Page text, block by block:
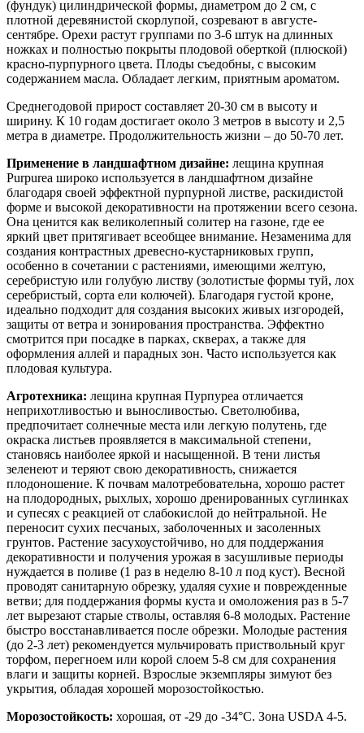
(фундук) цилиндрической формы, диаметром до 2 см, с
плотной деревянистой скорлупой, созревают в августе-
сентябре. Орехи растут группами по 3-6 штук на длинных
ножках и полностью покрыты плодовой оберткой (плюской)
красно-пурпурного цвета. Плоды съедобны, с высоким
содержанием масла. Обладает легким, приятным ароматом.
Среднегодовой прирост составляет 20-30 см в высоту и
ширину. К 10 годам достигает около 3 метров в высоту и 2,5
метра в диаметре. Продолжительность жизни – до 50-70 лет.
Применение в ландшафтном дизайне: лещина крупная
Purpurea широко используется в ландшафтном дизайне
благодаря своей эффектной пурпурной листве, раскидистой
форме и высокой декоративности на протяжении всего сезона.
Она ценится как великолепный солитер на газоне, где ее
яркий цвет притягивает всеобщее внимание. Незаменима для
создания контрастных древесно-кустарниковых групп,
особенно в сочетании с растениями, имеющими желтую,
серебристую или голубую листву (золотистые формы туй, лох
серебристый, сорта ели колючей). Благодаря густой кроне,
идеально подходит для создания высоких живых изгородей,
защиты от ветра и зонирования пространства. Эффектно
смотрится при посадке в парках, скверах, а также для
оформления аллей и парадных зон. Часто используется как
плодовая культура.
Агротехника: лещина крупная Пурпуреа отличается
неприхотливостью и выносливостью. Светолюбива,
предпочитает солнечные места или легкую полутень, где
окраска листьев проявляется в максимальной степени,
становясь наиболее яркой и насыщенной. В тени листья
зеленеют и теряют свою декоративность, снижается
плодоношение. К почвам малотребовательна, хорошо растет
на плодородных, рыхлых, хорошо дренированных суглинках
и супесях с реакцией от слабокислой до нейтральной. Не
переносит сухих песчаных, заболоченных и засоленных
грунтов. Растение засухоустойчиво, но для поддержания
декоративности и получения урожая в засушливые периоды
нуждается в поливе (1 раз в неделю 8-10 л под куст). Весной
проводят санитарную обрезку, удаляя сухие и поврежденные
ветви; для поддержания формы куста и омоложения раз в 5-7
лет вырезают старые стволы, оставляя 6-8 молодых. Растение
быстро восстанавливается после обрезки. Молодые растения
(до 2-3 лет) рекомендуется мульчировать приствольный круг
торфом, перегноем или корой слоем 5-8 см для сохранения
влаги и защиты корней. Взрослые экземпляры зимуют без
укрытия, обладая хорошей морозостойкостью.
Морозостойкость: хорошая, от -29 до -34°C. Зона USDA 4-5.